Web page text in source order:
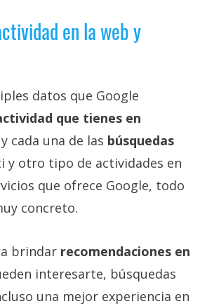
en la web y
datos que Google
que tienes en
cada una de las búsquedas
y otro tipo de actividades en
que ofrece Google, todo
concreto.
brindar recomendaciones en
interesarte, búsquedas
una mejor experiencia en